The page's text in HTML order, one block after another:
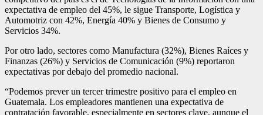
expectativa de empleo del 45%, le sigue Transporte, Logística y
Automotriz con 42%, Energía 40% y Bienes de Consumo y
Servicios 34%.
Por otro lado, sectores como Manufactura (32%), Bienes Raíces y
Finanzas (26%) y Servicios de Comunicación (9%) reportaron
expectativas por debajo del promedio nacional.
“Podemos prever un tercer trimestre positivo para el empleo en
Guatemala. Los empleadores mantienen una expectativa de
contratación favorable, especialmente en sectores clave, aunque el